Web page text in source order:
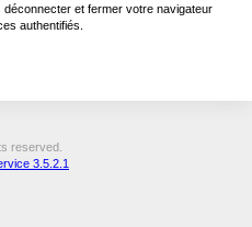
et fermer votre navigateur
authentifiés.
reserved.
3.5.2.1